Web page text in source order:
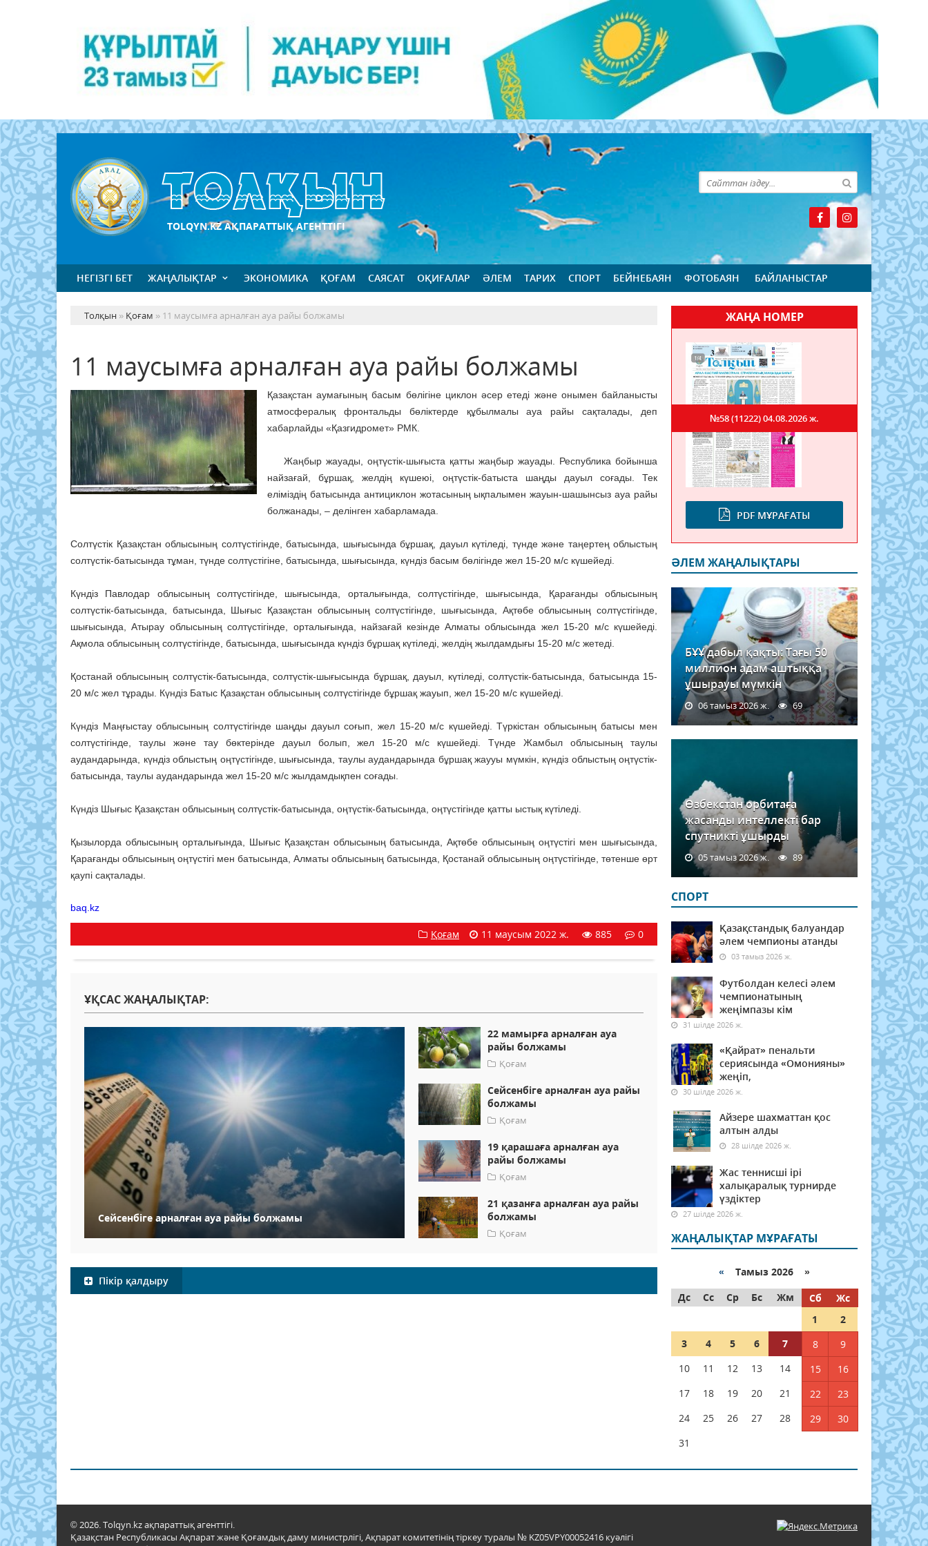
TOLQYN.KZ АҚПАРАТТЫҚ АГЕНТТІГІ
НЕГІЗГІ БЕТ ЖАҢАЛЫҚТАР ЭКОНОМИКА ҚОҒАМ САЯСАТ ОҚИҒАЛАР ӘЛЕМ ТАРИХ СПОРТ БЕЙНЕБАЯН ФОТОБАЯН БАЙЛАНЫСТАР
Толқын » Қоғам » 11 маусымға арналған ауа райы болжамы
11 маусымға арналған ауа райы болжамы
Қазақстан аумағының басым бөлігіне циклон әсер етеді және онымен байланысты
атмосфералық фронтальды бөліктерде құбылмалы ауа райы сақталады, деп
хабарлайды «Қазгидромет» РМК.
Жаңбыр жауады, оңтүстік-шығыста қатты жаңбыр жауады. Республика бойынша
найзағай, бұршақ, желдің күшеюі, оңтүстік-батыста шаңды дауыл соғады. Тек
еліміздің батысында антициклон жотасының ықпалымен жауын-шашынсыз ауа райы
болжанады, – делінген хабарламада.
Солтүстік Қазақстан облысының солтүстігінде, батысында, шығысында бұршақ, дауыл күтіледі, түнде және таңертең облыстың
солтүстік-батысында тұман, түнде солтүстігіне, батысында, шығысында, күндіз басым бөлігінде жел 15-20 м/с күшейеді.
Күндіз Павлодар облысының солтүстігінде, шығысында, орталығында, солтүстігінде, шығысында, Қарағанды облысының
солтүстік-батысында, батысында, Шығыс Қазақстан облысының солтүстігінде, шығысында, Ақтөбе облысының солтүстігінде,
шығысында, Атырау облысының солтүстігінде, орталығында, найзағай кезінде Алматы облысында жел 15-20 м/с күшейеді.
Ақмола облысының солтүстігінде, батысында, шығысында күндіз бұршақ күтіледі, желдің жылдамдығы 15-20 м/с жетеді.
Қостанай облысының солтүстік-батысында, солтүстік-шығысында бұршақ, дауыл, күтіледі, солтүстік-батысында, батысында 15-
20 м/с жел тұрады. Күндіз Батыс Қазақстан облысының солтүстігінде бұршақ жауып, жел 15-20 м/с күшейеді.
Күндіз Маңғыстау облысының солтүстігінде шаңды дауыл соғып, жел 15-20 м/с күшейеді. Түркістан облысының батысы мен
солтүстігінде, таулы және тау бөктерінде дауыл болып, жел 15-20 м/с күшейеді. Түнде Жамбыл облысының таулы
аудандарында, күндіз облыстың оңтүстігінде, шығысында, таулы аудандарында бұршақ жаууы мүмкін, күндіз облыстың оңтүстік-
батысында, таулы аудандарында жел 15-20 м/с жылдамдықпен соғады.
Күндіз Шығыс Қазақстан облысының солтүстік-батысында, оңтүстік-батысында, оңтүстігінде қатты ыстық күтіледі.
Қызылорда облысының орталығында, Шығыс Қазақстан облысының батысында, Ақтөбе облысының оңтүстігі мен шығысында,
Қарағанды облысының оңтүстігі мен батысында, Алматы облысының батысында, Қостанай облысының оңтүстігінде, төтенше өрт
қаупі сақталады.
baq.kz
Қоғам 11 маусым 2022 ж. 885 0
ҰҚСАС ЖАҢАЛЫҚТАР:
Сейсенбіге арналған ауа райы болжамы
22 мамырға арналған ауа
райы болжамы
Қоғам
Сейсенбіге арналған ауа райы
болжамы
Қоғам
19 қарашаға арналған ауа
райы болжамы
Қоғам
21 қазанға арналған ауа райы
болжамы
Қоғам
Пікір қалдыру
ЖАҢА НОМЕР
PDF МҰРАҒАТЫ
№58 (11222)04.08.2026 ж.
ӘЛЕМ ЖАҢАЛЫҚТАРЫ
БҰҰ дабыл қақты: Тағы 50
миллион адам аштыққа
ұшырауы мүмкін
06 тамыз 2026 ж. 69
Өзбекстан орбитаға
жасанды интеллекті бар
спутникті ұшырды
05 тамыз 2026 ж. 89
СПОРТ
Қазақстандық балуандар
әлем чемпионы атанды
03 тамыз 2026 ж.
Футболдан келесі әлем
чемпионатының
жеңімпазы кім
31 шілде 2026 ж.
«Қайрат» пенальти
сериясында «Омонияны»
жеңіп,
30 шілде 2026 ж.
Айзере шахматтан қос
алтын алды
28 шілде 2026 ж.
Жас теннисші ірі
халықаралық турнирде
үздіктер
27 шілде 2026 ж.
ЖАҢАЛЫҚТАР МҰРАҒАТЫ
« Тамыз 2026 »
Дс
Сс Ср Бс Жм Сб
Жс
1
2
3
4 5 6 7 8
9
10
11 12 13 14 15
16
17
18 19 20 21 22
23
24
25 26 27 28 29
30
31
© 2026. Tolqyn.kz ақпараттық агенттігі.
Қазақстан Республикасы Ақпарат және Қоғамдық даму министрлігі, Ақпарат комитетінің тіркеу туралы № KZ05VPY00052416 куәлігі